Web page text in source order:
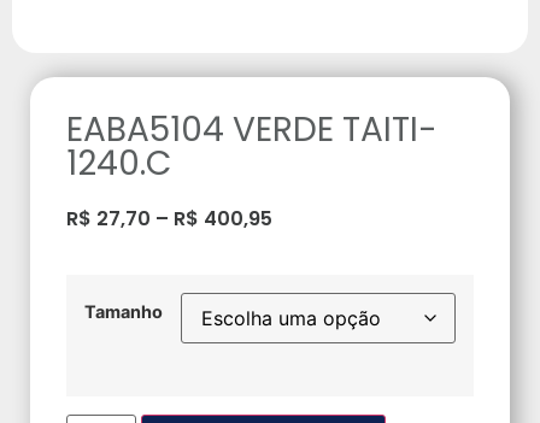
EABA5104 VERDE TAITI-
1240.C
R$ 27,70 – R$ 400,95
Tamanho